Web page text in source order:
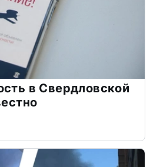
в Свердловской